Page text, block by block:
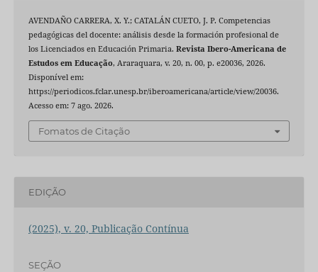
AVENDAÑO CARRERA, X. Y.; CATALÁN CUETO, J. P. Competencias
pedagógicas del docente: análisis desde la formación profesional de
los Licenciados en Educación Primaria. Revista Ibero-Americana de
Estudos em Educação, Araraquara, v. 20, n. 00, p. e20036, 2026.
Disponível em:
https://periodicos.fclar.unesp.br/iberoamericana/article/view/20036.
Acesso em: 7 ago. 2026.
Fomatos de Citação
EDIÇÃO
(2025), v. 20, Publicação Contínua
SEÇÃO